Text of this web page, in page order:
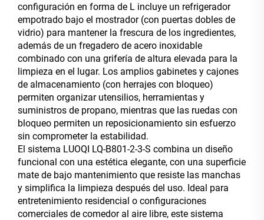
configuración en forma de L incluye un refrigerador
empotrado bajo el mostrador (con puertas dobles de
vidrio) para mantener la frescura de los ingredientes,
además de un fregadero de acero inoxidable
combinado con una grifería de altura elevada para la
limpieza en el lugar. Los amplios gabinetes y cajones
de almacenamiento (con herrajes con bloqueo)
permiten organizar utensilios, herramientas y
suministros de propano, mientras que las ruedas con
bloqueo permiten un reposicionamiento sin esfuerzo
sin comprometer la estabilidad.
El sistema LUOQI LQ-B801-2-3-S combina un diseño
funcional con una estética elegante, con una superficie
mate de bajo mantenimiento que resiste las manchas
y simplifica la limpieza después del uso. Ideal para
entretenimiento residencial o configuraciones
comerciales de comedor al aire libre, este sistema